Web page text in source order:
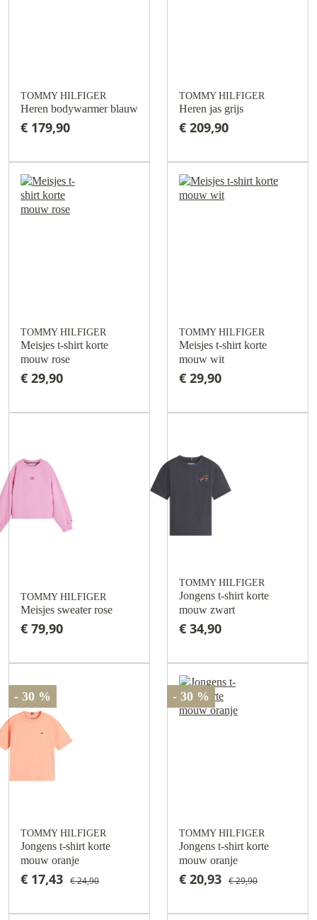
TOMMY HILFIGER
Heren bodywarmer blauw
€ 179,90
TOMMY HILFIGER
Heren jas grijs
€ 209,90
TOMMY HILFIGER
Meisjes t-shirt korte
mouw rose
€ 29,90
TOMMY HILFIGER
Meisjes t-shirt korte
mouw wit
€ 29,90
TOMMY HILFIGER
Meisjes sweater rose
€ 79,90
TOMMY HILFIGER
Jongens t-shirt korte
mouw zwart
€ 34,90
- 30 %
TOMMY HILFIGER
Jongens t-shirt korte
mouw oranje
€ 17,43 € 24,90
- 30 %
TOMMY HILFIGER
Jongens t-shirt korte
mouw oranje
€ 20,93 € 29,90